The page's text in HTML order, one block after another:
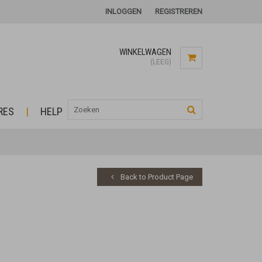
INLOGGEN REGISTREREN
WINKELWAGEN
(LEEG)
HELP
Back to Product Page